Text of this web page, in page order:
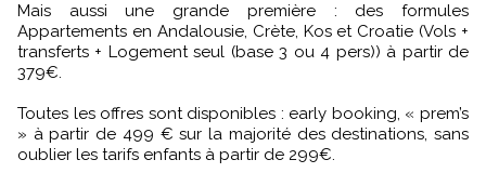
Mais aussi une grande première : des formules
Appartements en Andalousie, Crète, Kos et Croatie (Vols +
transferts + Logement seul (base 3 ou 4 pers)) à partir de
379€.
Toutes les offres sont disponibles : early booking, « prem’s
» à partir de 499 € sur la majorité des destinations, sans
oublier les tarifs enfants à partir de 299€.